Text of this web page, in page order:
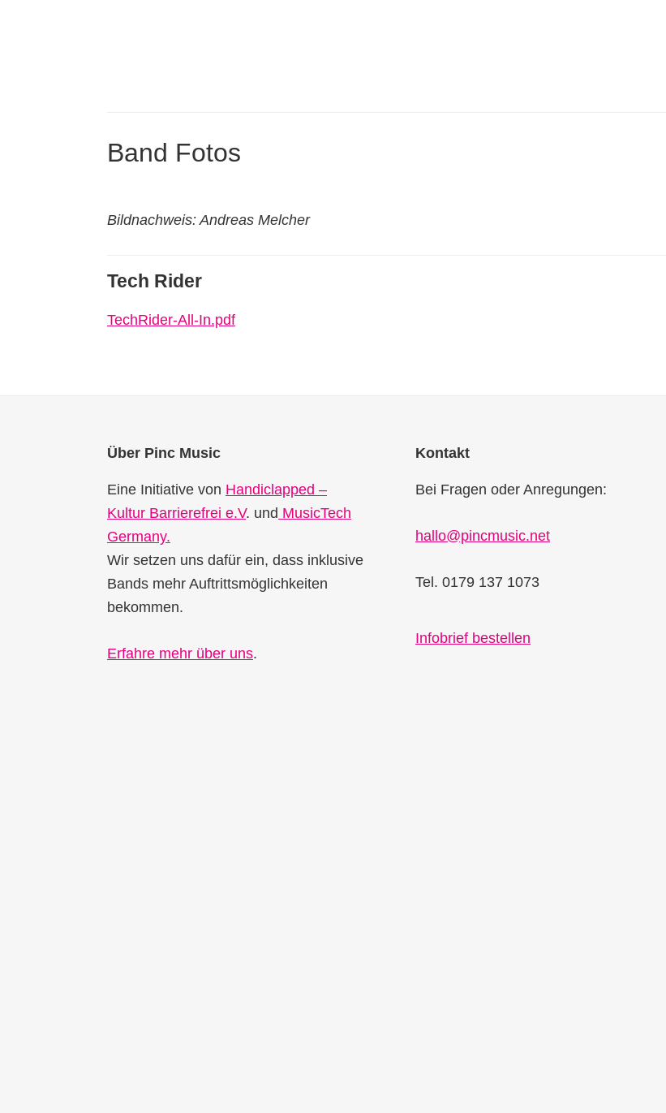
Band Fotos
Bildnachweis: Andreas Melcher
Tech Rider
TechRider-All-In.pdf
Über Pinc Music
Eine Initiative von Handiclapped –
Kultur Barrierefrei e.V. und MusicTech
Germany.
Wir setzen uns dafür ein, dass inklusive
Bands mehr Auftrittsmöglichkeiten
bekommen.
Erfahre mehr über uns.
Kontakt
Bei Fragen oder Anregungen:
hallo@pincmusic.net
Tel. 0179 137 1073
Infobrief bestellen